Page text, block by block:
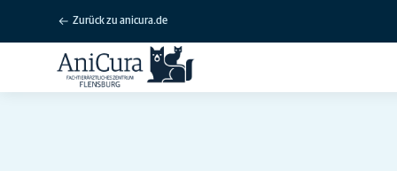
Zurück zu anicura.de